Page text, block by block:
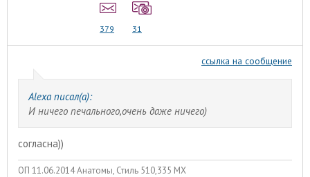
379 31
ссылка на сообщение
Alexa писал(а):
И ничего печального,очень даже ничего)
согласна))
ОП 11.06.2014 Анатомы, Стиль 510,335 МХ